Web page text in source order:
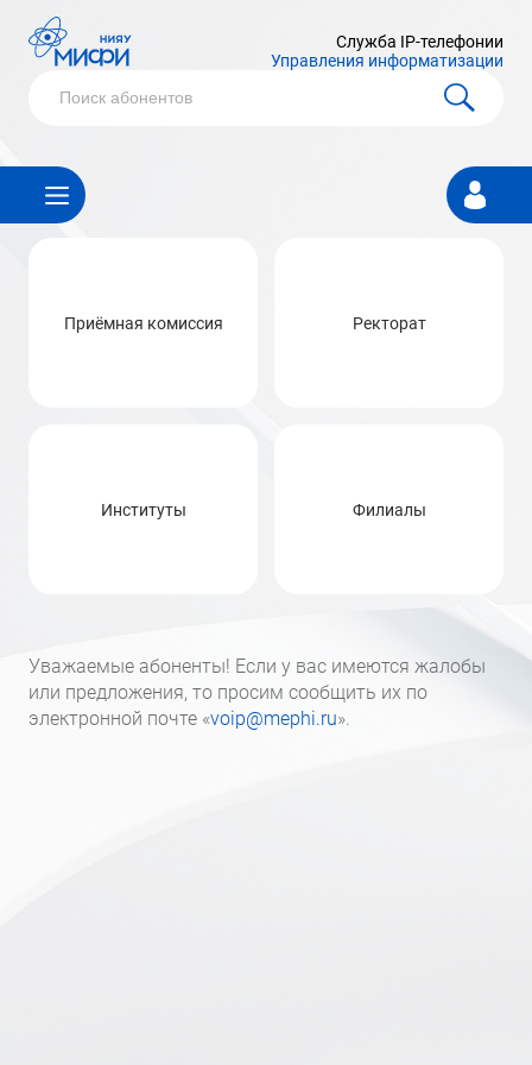
Служба IP-телефонии
Управления информатизации
Личный
кабинет
Приёмная комиссия Ректорат
Институты Филиалы
Уважаемые абоненты! Если у вас имеются жалобы
или предложения, то просим сообщить их по
электронной почте «voip@mephi.ru».